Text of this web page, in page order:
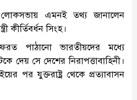
এমনই তথ্য জানালেন
কীর্তিবর্ধন সিংহ।
পাঠানো ভারতীয়দের মধ্যে
দেয় সে দেশের নিরাপত্তাবাহিনী।
পর যুক্তরাষ্ট্র থেকে প্রত্যাবাসন